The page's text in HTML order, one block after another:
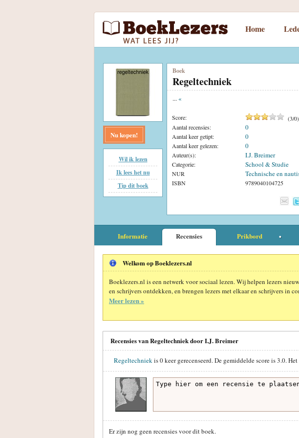
Home
Nu kopen!
Wil ik lezen
Ik lees het nu
Tip dit boek
Boek
Regeltechniek
... «
Score: (3/0)
Aantal recensies:
0
Aantal keer getipt: 0
Aantal keer gelezen: 0
Auteur(s): I.J. Breimer
Categorie: School & Studie
NUR Technische en
ISBN 9789040104725
Informatie Recensies Prikbord
Welkom op Boeklezers.nl
Boeklezers.nl is een netwerk voor sociaal lezen. Wij helpen lezers
en schrijvers ontdekken, en brengen lezers met elkaar en schrijvers in
Meer lezen »
Recensies van Regeltechniek door I.J. Breimer
Regeltechniek is0keer gerecenseerd. De gemiddelde score is3.0.
Er zijn nog geen recensies voor dit boek.